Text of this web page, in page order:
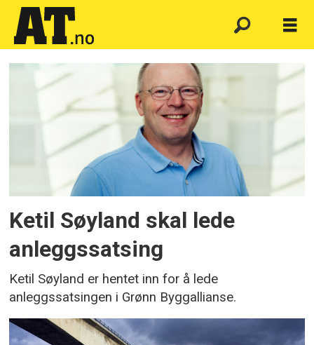
Emne:
grønn
byggallianse
Ketil Søyland skal lede
anleggssatsing
Ketil Søyland er hentet inn for å lede
anleggssatsingen i Grønn Byggallianse.